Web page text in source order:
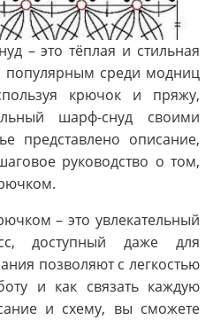
– это тёплая и стильная
популярным среди модниц
крючок и пряжу,
шарф-снуд своими
представлено описание,
руководство о том,
– это увлекательный
доступный даже для
позволяют с легкостью
и как связать каждую
и схему, вы сможете